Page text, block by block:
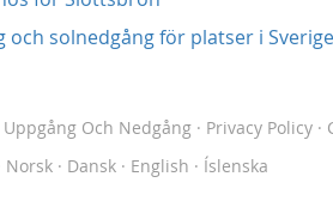
och solnedgång för platser i
Uppgång Och Nedgång · Privacy Policy ·
Norsk · Dansk · English · Íslenska